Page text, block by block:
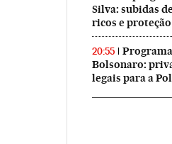
Silva: subidas
ricos e
20:55
Bolsonaro:
legais para a